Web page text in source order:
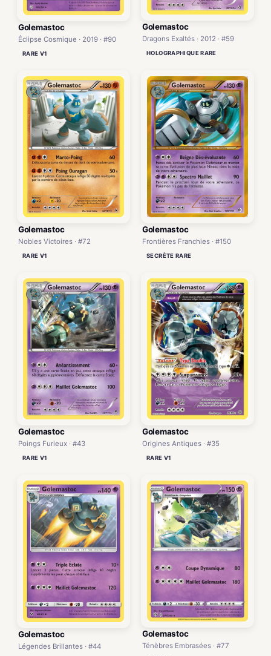
Golemastoc
Éclipse Cosmique · 2019 · #90
RARE V1
Golemastoc
Dragons Exaltés · 2012 · #59
HOLOGRAPHIQUE RARE
Golemastoc
Nobles Victoires · #72
RARE V1
Golemastoc
Frontières Franchies · #150
SECRÈTE RARE
Golemastoc
Poings Furieux · #43
RARE V1
Golemastoc
Origines Antiques · #35
RARE V1
Golemastoc
Légendes Brillantes · #44
Golemastoc
Ténèbres Embrasées · #77